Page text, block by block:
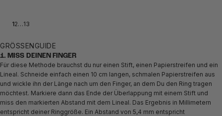
12…13
GRÖSSENGUIDE
1. MISS DEINEN FINGER
Für diese Methode brauchst du nur einen Stift, einen Papierstreifen und ein
Lineal. Schneide einfach einen 10 cm langen, schmalen Papierstreifen aus
und wickle ihn der Länge nach um den Finger, an dem Du den Ring tragen
möchtest. Markiere dann das Ende der Überlappung mit einem Stift und
miss den markierten Abstand mit dem Lineal. Das Ergebnis in Millimetern
entspricht deiner Ringgröße. Ein Abstand von 5,4 mm entspricht